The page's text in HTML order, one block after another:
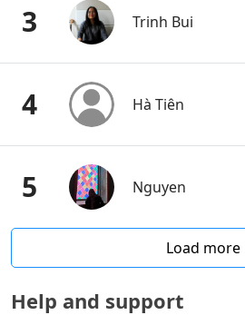
3 Trinh Bui
4 Hà Tiên
5 Nguyen
Load more
Help and support